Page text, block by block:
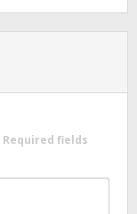
Required fields